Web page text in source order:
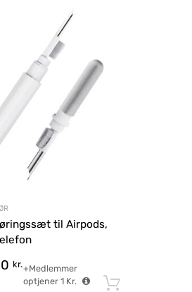
til Airpods,
kr.+Medlemmer
optjener 1Kr.